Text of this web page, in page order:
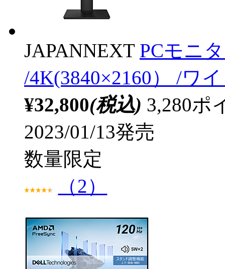
JAPANNEXT PCモニ
/4K(3840×2160） /ワ
¥32,800(税込) 3,280ポ
2023/01/13発売
数量限定
（2）